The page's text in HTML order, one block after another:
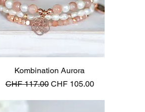
Schnellansicht
Kombination Aurora
Standardpreis
CHF 117.00 Sale-Preis
CHF 105.00